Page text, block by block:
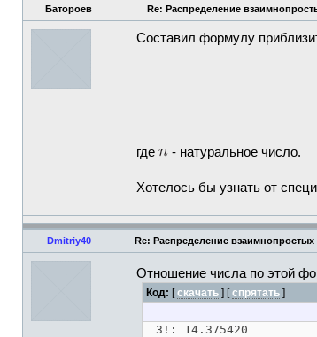
Батороев Re: Распределение
Составил формулу
где - натуральное число.
Хотелось бы узнать от
Dmitriy40 Re: Распределение
Отношение числа по этой
Код: [скачать] [спрятать]
3!: 14.375420